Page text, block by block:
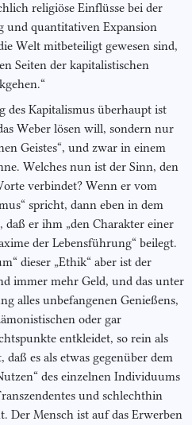
religiöse Einflüsse bei der
und quantitativen Expansion
Welt mitbeteiligt gewesen sind,
Seiten der kapitalistischen
des Kapitalismus überhaupt ist
Weber lösen will, sondern nur
Geistes“, und zwar in einem
Welches nun ist der Sinn, den
verbindet? Wenn er vom
spricht, dann eben in dem
daß er ihm „den Charakter einer
der Lebensführung“ beilegt.
dieser „Ethik“ aber ist der
immer mehr Geld, und das unter
alles unbefangenen Genießens,
oder gar
entkleidet, so rein als
daß es als etwas gegenüber dem
des einzelnen Individuums
und schlechthin
Der Mensch ist auf das Erwerben